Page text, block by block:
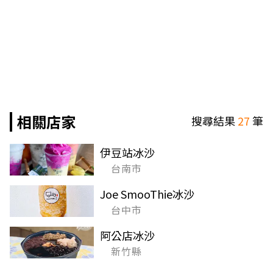
相關店家 搜尋結果27筆
伊豆站冰沙
台南市
Joe SmooThie冰沙
台中市
阿公店冰沙
新竹縣